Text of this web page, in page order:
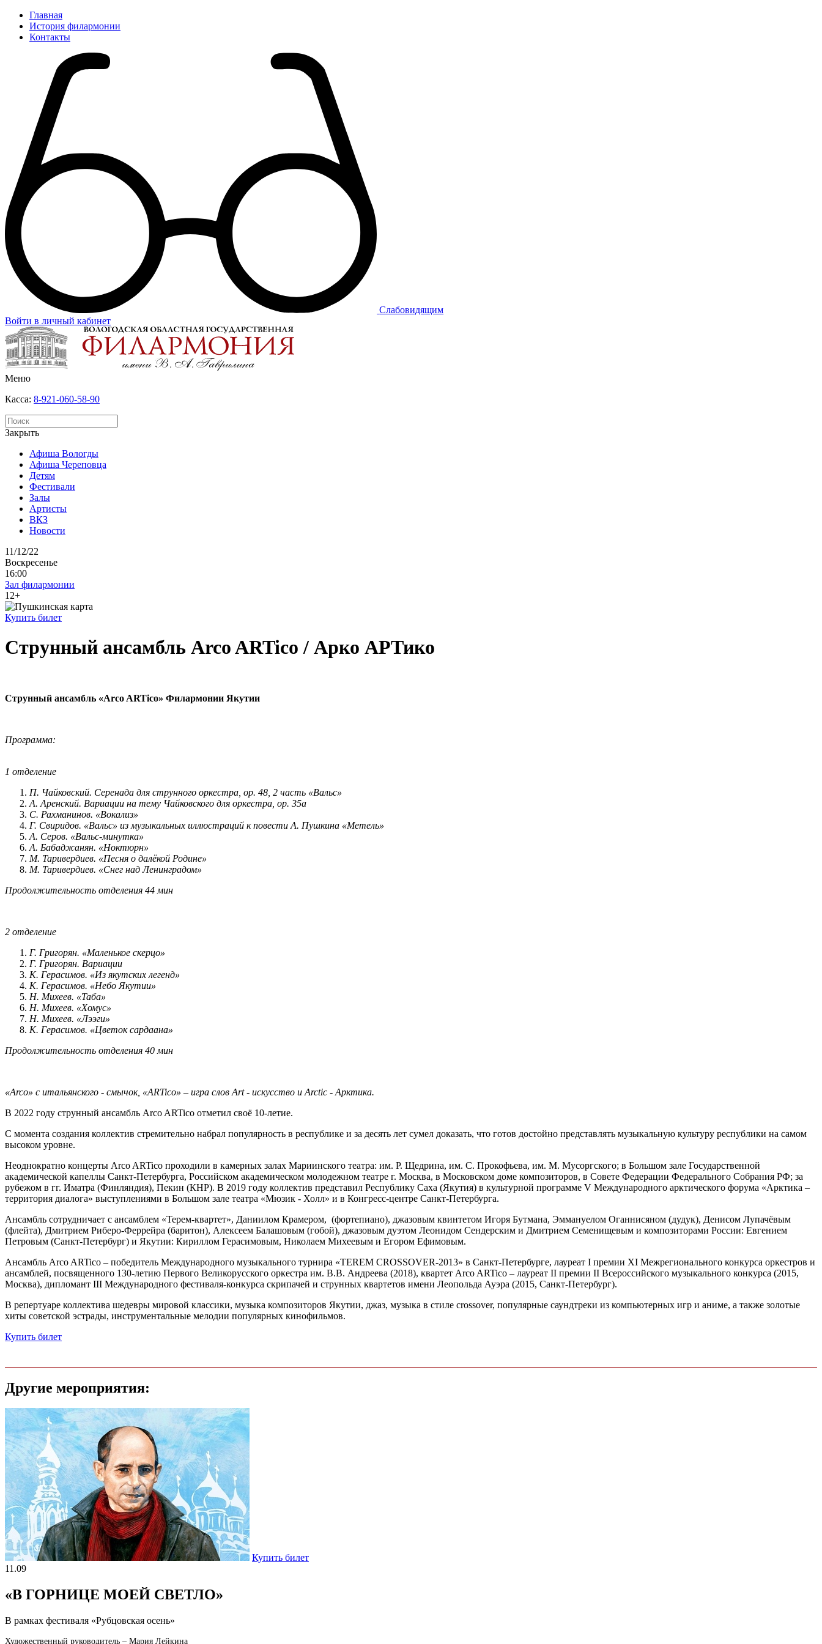
Главная
История филармонии
Контакты
Слабовидящим
Войти в личный кабинет
Меню
Касса: 8-921-060-58-90
Закрыть
Афиша Вологды
Афиша Череповца
Детям
Фестивали
Залы
Артисты
ВКЗ
Новости
11/12/22
Воскресенье
16:00
Зал филармонии
12+
Купить билет
Струнный ансамбль Arco ARTico / Арко АРТико
Струнный ансамбль «Аrco ARTico» Филармонии Якутии
Программа:
1 отделение
П. Чайковский. Серенада для струнного оркестра, ор. 48, 2 часть «Вальс»
А. Аренский. Вариации на тему Чайковского для оркестра, ор. 35а
С. Рахманинов. «Вокализ»
Г. Свиридов. «Вальс» из музыкальных иллюстраций к повести А. Пушкина «Метель»
А. Серов. «Вальс-минутка»
А. Бабаджанян. «Ноктюрн»
М. Таривердиев. «Песня о далёкой Родине»
М. Таривердиев. «Снег над Ленинградом»
Продолжительность отделения 44 мин
2 отделение
Г. Григорян. «Маленькое скерцо»
Г. Григорян. Вариации
К. Герасимов. «Из якутских легенд»
К. Герасимов. «Небо Якутии»
Н. Михеев. «Таба»
Н. Михеев. «Хомус»
Н. Михеев. «Лээги»
К. Герасимов. «Цветок сардаана»
Продолжительность отделения 40 мин
«Arco» с итальянского - смычок, «ARTico» – игра слов Art - искусство и Arctic - Арктика.
В 2022 году струнный ансамбль Arco ARTico отметил своё 10-летие.
С момента создания коллектив стремительно набрал популярность в республике и за десять лет сумел доказать, что готов достойно представлять музыкальную культуру республики на самом
высоком уровне.
Неоднократно концерты Arco ARTico проходили в камерных залах Мариинского театра: им. Р. Щедрина, им. С. Прокофьева, им. М. Мусоргского; в Большом зале Государственной
академической капеллы Санкт-Петербурга, Российском академическом молодежном театре г. Москва, в Московском доме композиторов, в Совете Федерации Федерального Собрания РФ; за
рубежом в гг. Иматра (Финляндия), Пекин (КНР). В 2019 году коллектив представил Республику Саха (Якутия) в культурной программе V Международного арктического форума «Арктика –
территория диалога» выступлениями в Большом зале театра «Мюзик - Холл» и в Конгресс-центре Санкт-Петербурга.
Ансамбль сотрудничает с ансамблем «Терем-квартет», Даниилом Крамером, (фортепиано), джазовым квинтетом Игоря Бутмана, Эммануелом Оганнисяном (дудук), Денисом Лупачёвым
(флейта), Дмитрием Риберо-Феррейра (баритон), Алексеем Балашовым (гобой), джазовым дуэтом Леонидом Сендерским и Дмитрием Семенищевым и композиторами России: Евгением
Петровым (Санкт-Петербург) и Якутии: Кириллом Герасимовым, Николаем Михеевым и Егором Ефимовым.
Ансамбль Arco ARTico – победитель Международного музыкального турнира «TEREM CROSSOVER-2013» в Санкт-Петербурге, лауреат I премии XI Межрегионального конкурса оркестров и
ансамблей, посвященного 130-летию Первого Великорусского оркестра им. В.В. Андреева (2018), квартет Arco ARTico – лауреат II премии II Всероссийского музыкального конкурса (2015,
Москва), дипломант III Международного фестиваля-конкурса скрипачей и струнных квартетов имени Леопольда Ауэра (2015, Санкт-Петербург).
В репертуаре коллектива шедевры мировой классики, музыка композиторов Якутии, джаз, музыка в стиле crossover, популярные саундтреки из компьютерных игр и аниме, а также золотые
хиты советской эстрады, инструментальные мелодии популярных кинофильмов.
Купить билет
Другие мероприятия:
Купить билет
11.09
«В ГОРНИЦЕ МОЕЙ СВЕТЛО»
В рамках фестиваля «Рубцовская осень»
Художественный руководитель – Мария Лейкина